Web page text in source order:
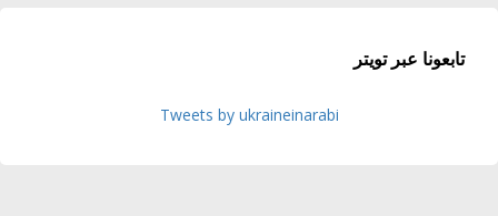
تابعونا عبر تويتر
Tweets by ukraineinarabi